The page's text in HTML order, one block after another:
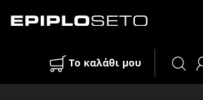
Το καλάθι μου